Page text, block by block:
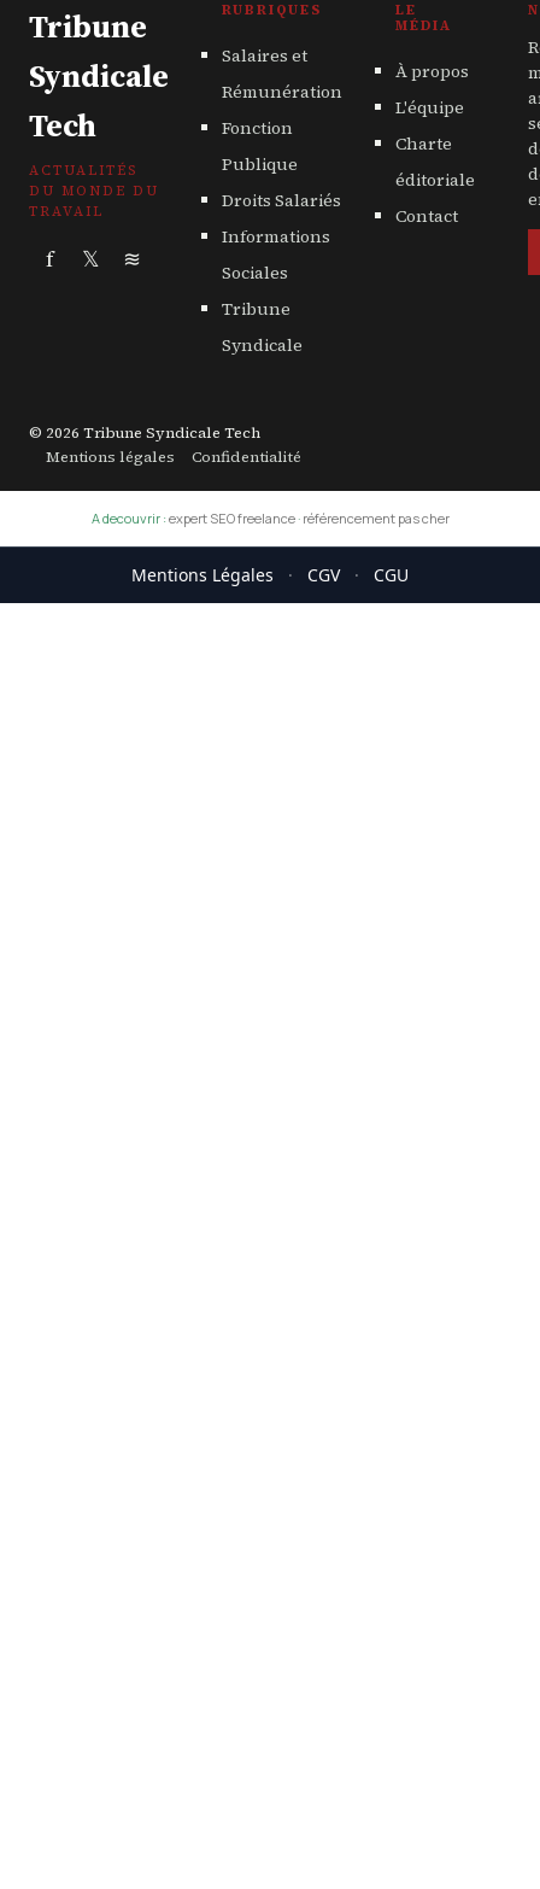
Tribune
Syndicale
Tech
ACTUALITÉS
DU MONDE DU
TRAVAIL
f 𝕏 ≋
RUBRIQUES
Salaires et
Rémunération
Fonction
Publique
Droits Salariés
Informations
Sociales
Tribune
Syndicale
LE
MÉDIA
À propos
L'équipe
Charte
éditoriale
Contact
© 2026 Tribune Syndicale Tech
Mentions légales
Confidentialité
A decouvrir : expert SEO freelance· référencement pas cher
Mentions Légales · CGV · CGU